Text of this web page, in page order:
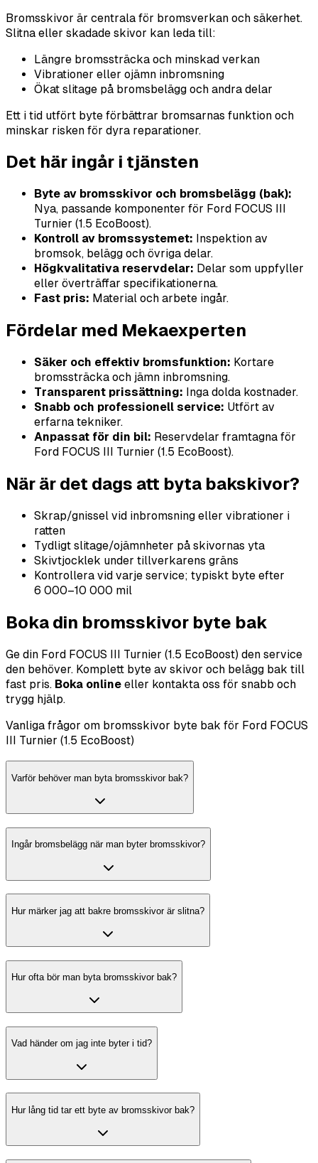
Bromsskivor är centrala för bromsverkan och säkerhet.
Slitna eller skadade skivor kan leda till:
Längre bromssträcka och minskad verkan
Vibrationer eller ojämn inbromsning
Ökat slitage på bromsbelägg och andra delar
Ett i tid utfört byte förbättrar bromsarnas funktion och
minskar risken för dyra reparationer.
Det här ingår i tjänsten
Byte av bromsskivor och bromsbelägg (bak):
Nya, passande komponenter för Ford FOCUS III
Turnier (1.5 EcoBoost).
Kontroll av bromssystemet: Inspektion av
bromsok, belägg och övriga delar.
Högkvalitativa reservdelar: Delar som uppfyller
eller överträffar specifikationerna.
Fast pris: Material och arbete ingår.
Fördelar med Mekaexperten
Säker och effektiv bromsfunktion: Kortare
bromssträcka och jämn inbromsning.
Transparent prissättning: Inga dolda kostnader.
Snabb och professionell service: Utfört av
erfarna tekniker.
Anpassat för din bil: Reservdelar framtagna för
Ford FOCUS III Turnier (1.5 EcoBoost).
När är det dags att byta bakskivor?
Skrap/gnissel vid inbromsning eller vibrationer i
ratten
Tydligt slitage/ojämnheter på skivornas yta
Skivtjocklek under tillverkarens gräns
Kontrollera vid varje service; typiskt byte efter
6 000–10 000 mil
Boka din bromsskivor byte bak
Ge din Ford FOCUS III Turnier (1.5 EcoBoost) den service
den behöver. Komplett byte av skivor och belägg bak till
fast pris. Boka online eller kontakta oss för snabb och
trygg hjälp.
Vanliga frågor om bromsskivor byte bak för Ford FOCUS
III Turnier (1.5 EcoBoost)
Varför behöver man byta bromsskivor bak?
Ingår bromsbelägg när man byter bromsskivor?
Hur märker jag att bakre bromsskivor är slitna?
Hur ofta bör man byta bromsskivor bak?
Vad händer om jag inte byter i tid?
Hur lång tid tar ett byte av bromsskivor bak?